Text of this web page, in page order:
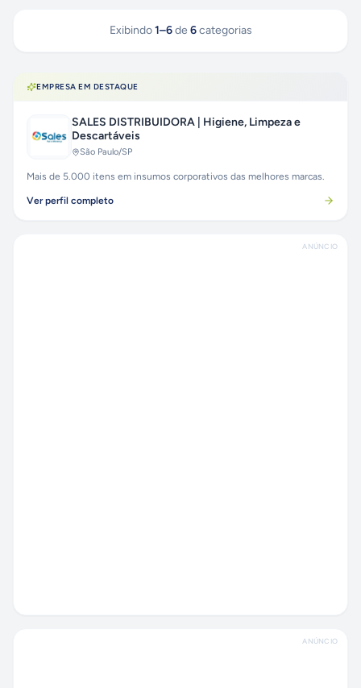
Exibindo 1–6 de 6 categorias
EMPRESA EM DESTAQUE
SALES DISTRIBUIDORA | Higiene, Limpeza e
Descartáveis
São Paulo/SP
Mais de 5.000 itens em insumos corporativos das melhores marcas.
Ver perfil completo
ANÚNCIO
ANÚNCIO